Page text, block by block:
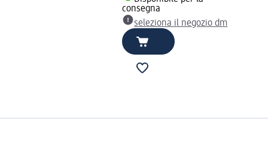
consegna
seleziona il negozio dm